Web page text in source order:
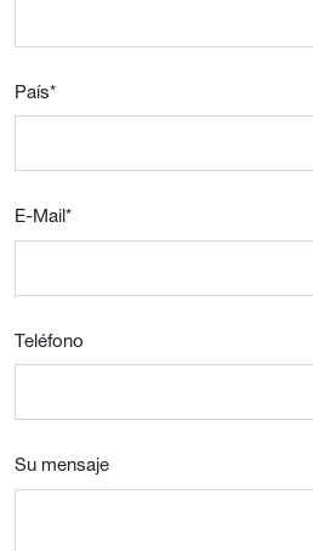
País*
E-Mail*
Teléfono
Su mensaje